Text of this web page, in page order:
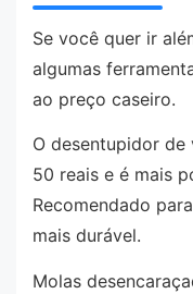
Se você quer ir
algumas
ao preço caseiro.
O desentupidor
50 reais e é mais
Recomendado
mais durável.
Molas